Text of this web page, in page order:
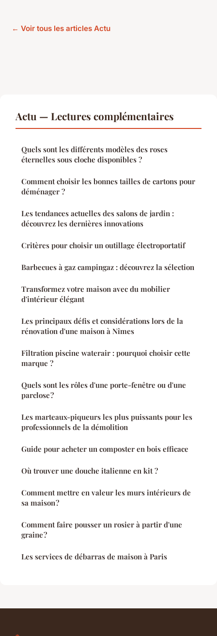
← Voir tous les articles Actu
Actu — Lectures complémentaires
Quels sont les différents modèles des roses
éternelles sous cloche disponibles ?
Comment choisir les bonnes tailles de cartons pour
déménager ?
Les tendances actuelles des salons de jardin :
découvrez les dernières innovations
Critères pour choisir un outillage électroportatif
Barbecues à gaz campingaz : découvrez la sélection
Transformez votre maison avec du mobilier
d'intérieur élégant
Les principaux défis et considérations lors de la
rénovation d'une maison à Nîmes
Filtration piscine waterair : pourquoi choisir cette
marque ?
Quels sont les rôles d'une porte-fenêtre ou d'une
parclose ?
Les marteaux-piqueurs les plus puissants pour les
professionnels de la démolition
Guide pour acheter un composter en bois efficace
Où trouver une douche italienne en kit ?
Comment mettre en valeur les murs intérieurs de
sa maison ?
Comment faire pousser un rosier à partir d'une
graine ?
Les services de débarras de maison à Paris